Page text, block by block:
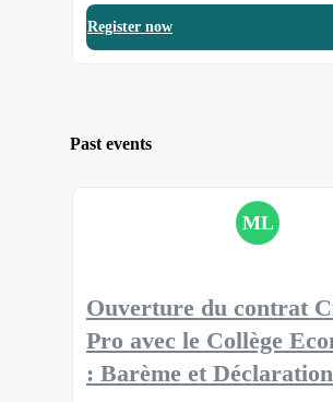
Register now
Past events
ML
Ouverture du contrat
Pro avec le Collège
: Barème et Déclaration